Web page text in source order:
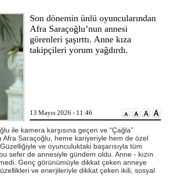
Son dönemin ünlü oyuncularından
Afra Saraçoğlu’nun annesi
görenleri şaşırttı. Anne kıza
takipçileri yorum yağdırdı.
13 Mayıs 2026 - 11:46
ile kamera karşısına geçen ve “Çağla”
Saraçoğlu, heme kariyeriyle hem de özel
ve oyunculuktaki başarısıyla tüm
sefer de annesiyle gündem oldu. Anne - kızın
Genç görünümüyle dikkat çeken anneye
ve enerjileriyle dikkat çeken ikili, sosyal
adliyeye sevk edildi. ...
Lahmacun ve kebapta hile!
Tarım ve Orman Bakanlığı, gıda
ligaman yaralanması tespit edildiğini
Kılıçdaroğlu'ndan esnafa ziyaret
CHP Genel Başkanı Kemal
Kılıçdaroğlu, Ankara Ulus'ta esnaf
ziyareti yaptı. Kılıçdaroğlu'na parti
yöneticileri eşlik etti.